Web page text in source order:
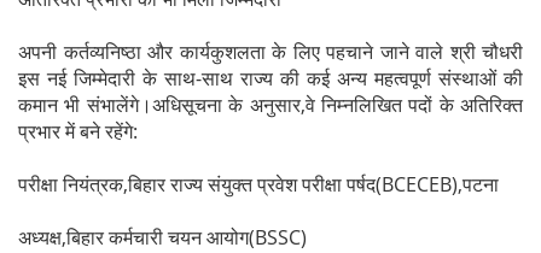
अपनी कर्तव्यनिष्ठा और कार्यकुशलता के लिए पहचाने जाने वाले श्री चौधरी
इस नई जिम्मेदारी के साथ-साथ राज्य की कई अन्य महत्वपूर्ण संस्थाओं की
कमान भी संभालेंगे।अधिसूचना के अनुसार,वे निम्नलिखित पदों के अतिरिक्त
प्रभार में बने रहेंगे:
परीक्षा नियंत्रक,बिहार राज्य संयुक्त प्रवेश परीक्षा पर्षद(BCECEB),पटना
अध्यक्ष,बिहार कर्मचारी चयन आयोग(BSSC)